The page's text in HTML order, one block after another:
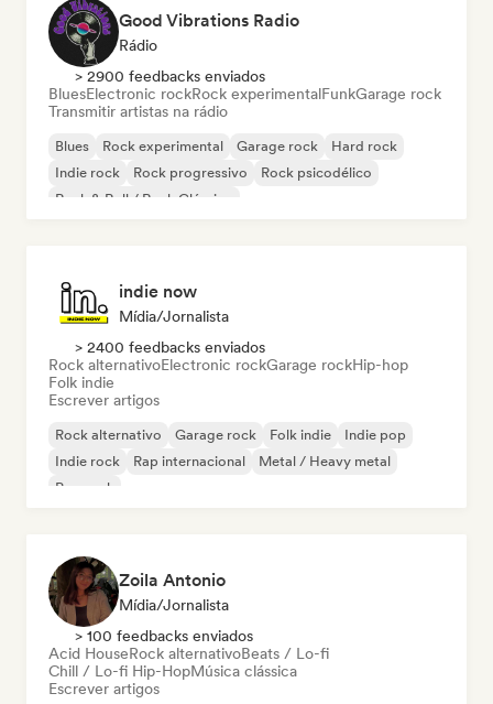
Good Vibrations Radio
Rádio
> 2900 feedbacks enviados
BluesElectronic rockRock experimentalFunkGarage rock
Transmitir artistas na rádio
Blues Rock experimental Garage rock
Hard rock
Indie rock
Rock progressivo
Rock psicodélico
Rock & Roll / Rock Clássico
indie now
Mídia/Jornalista
> 2400 feedbacks enviados
Rock alternativoElectronic rockGarage rockHip-hop
Folk indie
Escrever artigos
Rock alternativo Garage rock Folk indie
Indie pop
Indie rock
Rap internacional
Metal / Heavy metal
Pop rock
Zoila Antonio
Mídia/Jornalista
> 100 feedbacks enviados
Acid HouseRock alternativoBeats / Lo-fi
Chill / Lo-fi Hip-HopMúsica clássica
Escrever artigos